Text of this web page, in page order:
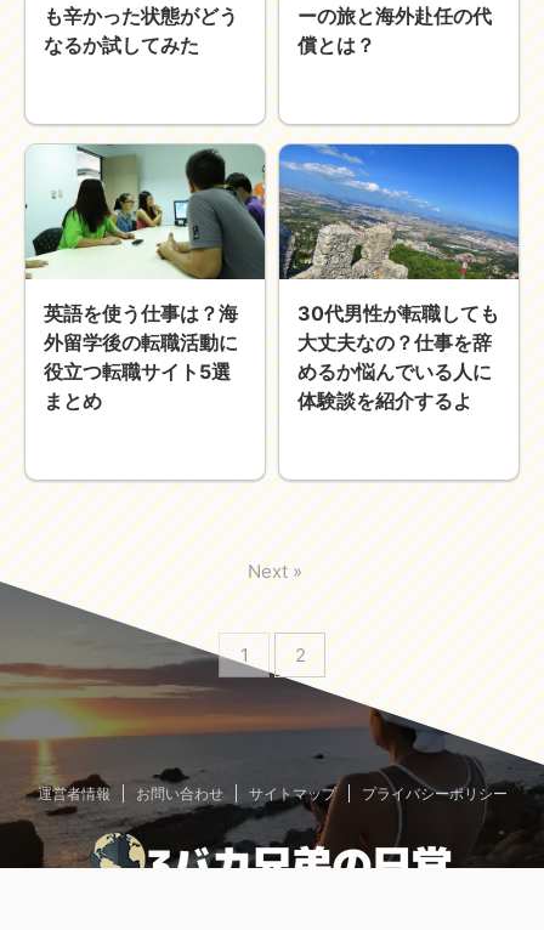
も辛かった状態がどう
なるか試してみた
ーの旅と海外赴任の代
償とは？
英語を使う仕事は？海
外留学後の転職活動に
役立つ転職サイト5選
まとめ
30代男性が転職しても
大丈夫なの？仕事を辞
めるか悩んでいる人に
体験談を紹介するよ
1 2
Next »
運営者情報 お問い合わせ サイトマップ プライバシーポリシー